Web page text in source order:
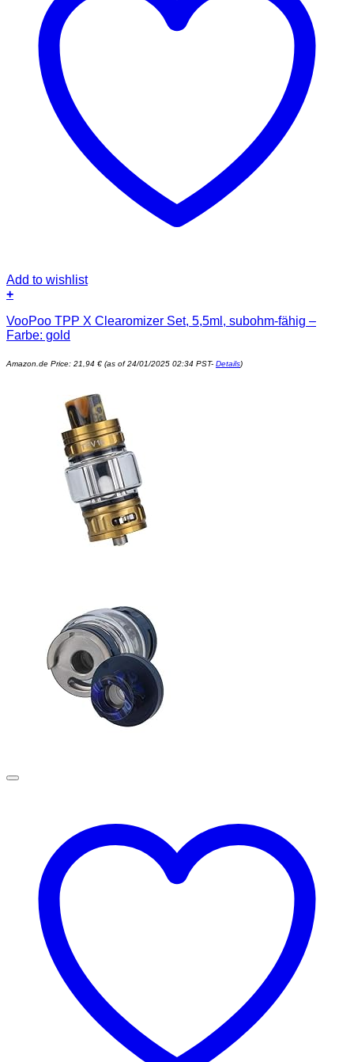
Add to wishlist
+
VooPoo TPP X Clearomizer Set, 5,5ml, subohm-fähig –
Farbe: gold
Amazon.de Price: 21,94 € (as of 24/01/2025 02:34 PST- Details)